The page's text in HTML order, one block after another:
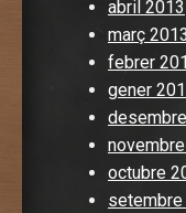
abril 2013
març 2013
febrer
gener
octubre